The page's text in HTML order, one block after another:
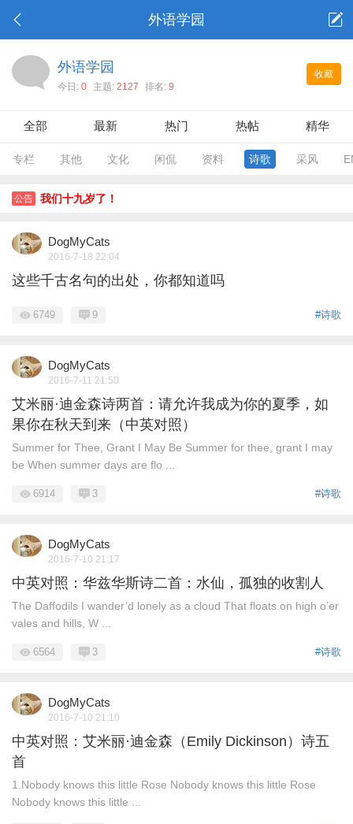
外语学园
收藏
外语学园
今日: 0 主题: 2127 排名: 9
全部 最新 热门 热帖 精华
专栏 其他 文化 闲侃 资料 诗歌 采风
公告 我们十九岁了！
DogMyCats
2016-7-18 22:04
这些千古名句的出处，你都知道吗
#诗歌
6749 9
DogMyCats
2016-7-11 21:50
艾米丽·迪金森诗两首：请允许我成为你的夏季，如
果你在秋天到来（中英对照）
Summer for Thee, Grant I May Be Summer for thee, grant I may
be When summer days are flo ...
#诗歌
6914 3
DogMyCats
2016-7-10 21:17
中英对照：华兹华斯诗二首：水仙，孤独的收割人
The Daffodils I wander’d lonely as a cloud That floats on high o’er
vales and hills, W ...
#诗歌
6564 3
DogMyCats
2016-7-10 21:10
中英对照：艾米丽·迪金森（Emily Dickinson）诗五
首
1.Nobody knows this little Rose Nobody knows this little Rose
Nobody knows this little ...